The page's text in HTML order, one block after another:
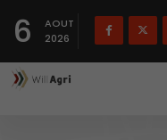
6
AOUT
2026
Français